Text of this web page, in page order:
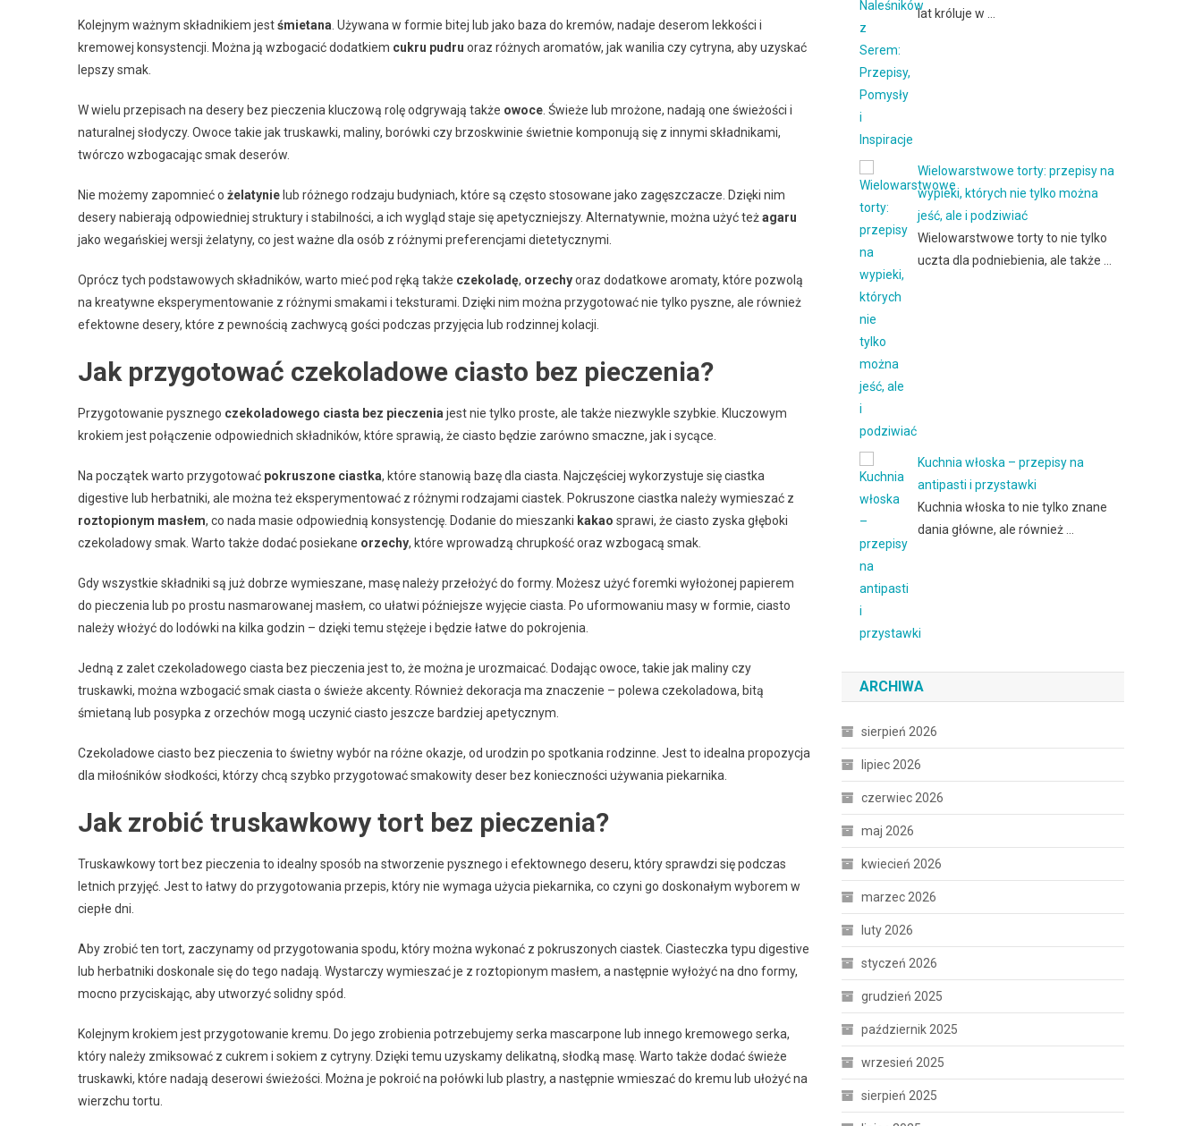
Kolejnym ważnym składnikiem jestśmietana . Używana w formie bitej lub jako baza do kremów, nadaje deserom lekkości i
kremowej konsystencji. Można ją wzbogacić dodatkiem cukru pudru oraz różnych aromatów, jak wanilia czy cytryna, aby uzyskać
lepszy smak.
W wielu przepisach na desery bez pieczenia kluczową rolę odgrywają także owoce . Świeże lub mrożone, nadają one świeżości i
naturalnej słodyczy. Owoce takie jak truskawki, maliny, borówki czy brzoskwinie świetnie komponują się z innymi składnikami,
twórczo wzbogacając smak deserów.
Nie możemy zapomnieć o żelatynie lub różnego rodzaju budyniach, które są często stosowane jako zagęszczacze. Dzięki nim
desery nabierają odpowiedniej struktury i stabilności, a ich wygląd staje się apetyczniejszy. Alternatywnie, można użyć teżagaru
jako wegańskiej wersji żelatyny, co jest ważne dla osób z różnymi preferencjami dietetycznymi.
Oprócz tych podstawowych składników, warto mieć pod ręką także czekoladę, orzechyoraz dodatkowe aromaty, które pozwolą
na kreatywne eksperymentowanie z różnymi smakami i teksturami. Dzięki nim można przygotować nie tylko pyszne, ale również
efektowne desery, które z pewnością zachwycą gości podczas przyjęcia lub rodzinnej kolacji.
Jak przygotować czekoladowe ciasto bez pieczenia?
Przygotowanie pysznego czekoladowego ciasta bez pieczenia jest nie tylko proste, ale także niezwykle szybkie. Kluczowym
krokiem jest połączenie odpowiednich składników, które sprawią, że ciasto będzie zarówno smaczne, jak i sycące.
Na początek warto przygotować pokruszone ciastka, które stanowią bazę dla ciasta. Najczęściej wykorzystuje się ciastka
digestive lub herbatniki, ale można też eksperymentować z różnymi rodzajami ciastek. Pokruszone ciastka należy wymieszać z
roztopionym masłem, co nada masie odpowiednią konsystencję. Dodanie do mieszanki kakao sprawi, że ciasto zyska głęboki
czekoladowy smak. Warto także dodać posiekane orzechy, które wprowadzą chrupkość oraz wzbogacą smak.
Gdy wszystkie składniki są już dobrze wymieszane, masę należy przełożyć do formy. Możesz użyć foremki wyłożonej papierem
do pieczenia lub po prostu nasmarowanej masłem, co ułatwi późniejsze wyjęcie ciasta. Po uformowaniu masy w formie, ciasto
należy włożyć do lodówki na kilka godzin – dzięki temu stężeje i będzie łatwe do pokrojenia.
Jedną z zalet czekoladowego ciasta bez pieczenia jest to, że można je urozmaicać. Dodając owoce, takie jak maliny czy
truskawki, można wzbogacić smak ciasta o świeże akcenty. Również dekoracja ma znaczenie – polewa czekoladowa, bitą
śmietaną lub posypka z orzechów mogą uczynić ciasto jeszcze bardziej apetycznym.
Czekoladowe ciasto bez pieczenia to świetny wybór na różne okazje, od urodzin po spotkania rodzinne. Jest to idealna propozycja
dla miłośników słodkości, którzy chcą szybko przygotować smakowity deser bez konieczności używania piekarnika.
Jak zrobić truskawkowy tort bez pieczenia?
Truskawkowy tort bez pieczenia to idealny sposób na stworzenie pysznego i efektownego deseru, który sprawdzi się podczas
letnich przyjęć. Jest to łatwy do przygotowania przepis, który nie wymaga użycia piekarnika, co czyni go doskonałym wyborem w
ciepłe dni.
Aby zrobić ten tort, zaczynamy od przygotowania spodu, który można wykonać z pokruszonych ciastek. Ciasteczka typu digestive
lub herbatniki doskonale się do tego nadają. Wystarczy wymieszać je z roztopionym masłem, a następnie wyłożyć na dno formy,
mocno przyciskając, aby utworzyć solidny spód.
Kolejnym krokiem jest przygotowanie kremu. Do jego zrobienia potrzebujemy serka mascarpone lub innego kremowego serka,
który należy zmiksować z cukrem i sokiem z cytryny. Dzięki temu uzyskamy delikatną, słodką masę. Warto także dodać świeże
truskawki, które nadają deserowi świeżości. Można je pokroić na połówki lub plastry, a następnie wmieszać do kremu lub ułożyć na
wierzchu tortu.
lat króluje w …
Wielowarstwowe torty: przepisy na
wypieki, których nie tylko można
jeść, ale i podziwiać
Wielowarstwowe torty to nie tylko
uczta dla podniebienia, ale także …
Kuchnia włoska – przepisy na
antipasti i przystawki
Kuchnia włoska to nie tylko znane
dania główne, ale również …
ARCHIWA
sierpień 2026
lipiec 2026
czerwiec 2026
maj 2026
kwiecień 2026
marzec 2026
luty 2026
styczeń 2026
grudzień 2025
październik 2025
wrzesień 2025
sierpień 2025